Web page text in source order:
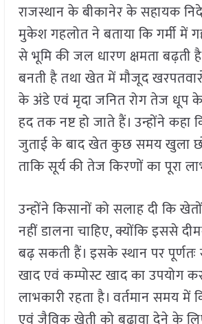
राजस्थान के बीकानेर के सहायक
मुकेश गहलोत ने बताया कि गर्मी में
से भूमि की जल धारण क्षमता बढ़ती है,
बनती है तथा खेत में मौजूद
के अंडे एवं मृदा जनित रोग तेज धूप के
हद तक नष्ट हो जाते हैं। उन्होंने कहा
जुताई के बाद खेत कुछ समय खुला
ताकि सूर्य की तेज किरणों का पूरा
उन्होंने किसानों को सलाह दी कि
नहीं डालना चाहिए, क्योंकि इससे
बढ़ सकती हैं। इसके स्थान पर पूर्णतः
खाद एवं कम्पोस्ट खाद का उपयोग
लाभकारी रहता है। वर्तमान समय में